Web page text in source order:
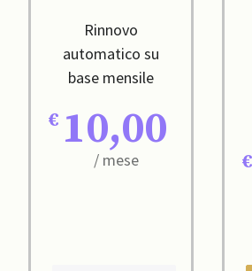
Rinnovo
automatico su
base mensile
10,00
/ mese